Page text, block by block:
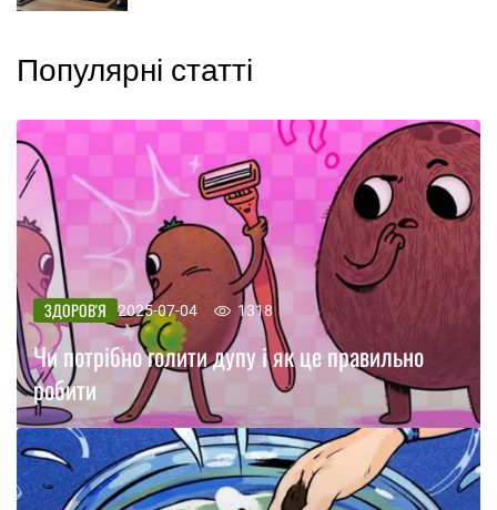
Популярні статті
ЗДОРОВ'Я 2025-07-04 1318
Чи потрібно голити дупу і як це правильно
робити